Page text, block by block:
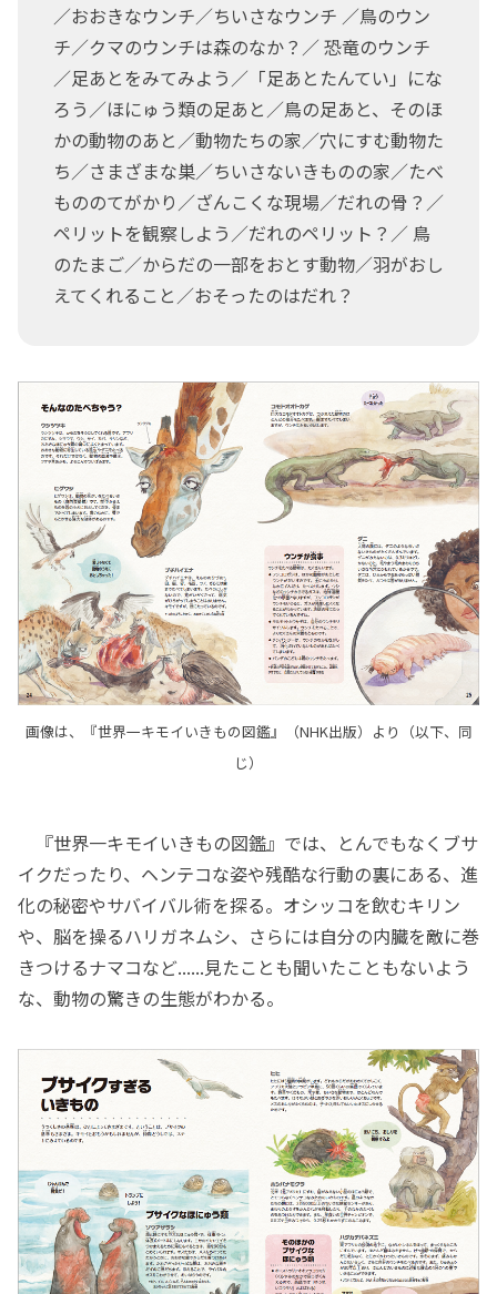
／おおきなウンチ／ちいさなウンチ ／鳥のウン
チ／クマのウンチは森のなか？／ 恐竜のウンチ
／足あとをみてみよう／「足あとたんてい」にな
ろう／ほにゅう類の足あと／鳥の足あと、そのほ
かの動物のあと／動物たちの家／穴にすむ動物た
ち／さまざまな巣／ちいさないきものの家／たべ
もののてがかり／ざんこくな現場／だれの骨？／
ペリットを観察しよう／だれのペリット？／ 鳥
のたまご／からだの一部をおとす動物／羽がおし
えてくれること／おそったのはだれ？
画像は、『世界一キモイいきもの図鑑』（NHK出版）より（以下、同
じ）
『世界一キモイいきもの図鑑』では、とんでもなくブサ
イクだったり、ヘンテコな姿や残酷な行動の裏にある、進
化の秘密やサバイバル術を探る。オシッコを飲むキリン
や、脳を操るハリガネムシ、さらには自分の内臓を敵に巻
きつけるナマコなど......見たことも聞いたこともないよう
な、動物の驚きの生態がわかる。